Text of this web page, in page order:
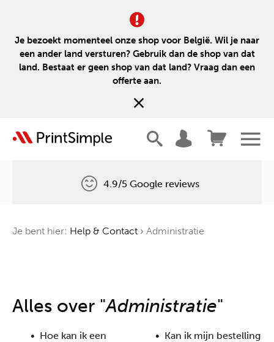
Je bezoekt momenteel onze shop voor België. Wil je naar
een ander land versturen? Gebruik dan de shop van dat
land. Bestaat er geen shop van dat land? Vraag dan een
offerte aan.
4.9/5 Google reviews
Je bent hier: Help & Contact › Administratie
Alles over "Administratie"
Hoe kan ik een
Kan ik mijn bestelling